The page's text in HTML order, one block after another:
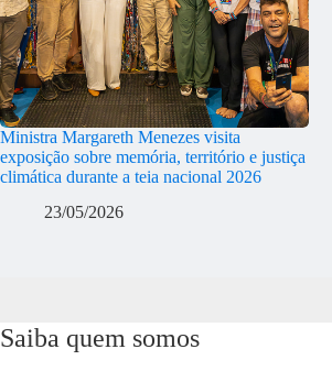
Ministra Margareth Menezes visita
exposição sobre memória, território e justiça
climática durante a teia nacional 2026
23/05/2026
Saiba quem somos